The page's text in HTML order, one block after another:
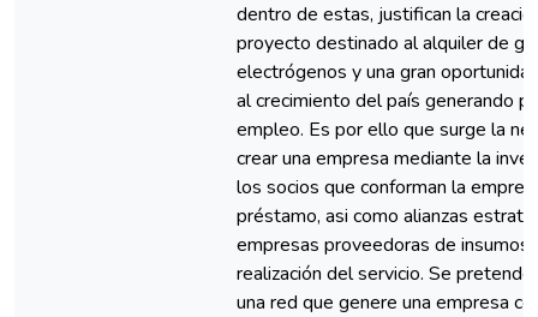
dentro de estas, justifican la
proyecto destinado al alquiler de
electrógenos y una gran
al crecimiento del país generando
empleo. Es por ello que surge la
crear una empresa mediante la
los socios que conforman la
préstamo, asi como alianzas
empresas proveedoras de insumos
realización del servicio. Se
una red que genere una empresa